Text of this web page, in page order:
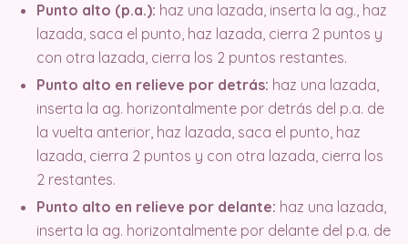
Punto alto (p.a.): haz una lazada, inserta la ag., haz
lazada, saca el punto, haz lazada, cierra 2 puntos y
con otra lazada, cierra los 2 puntos restantes.
Punto alto en relieve por detrás: haz una lazada,
inserta la ag. horizontalmente por detrás del p.a. de
la vuelta anterior, haz lazada, saca el punto, haz
lazada, cierra 2 puntos y con otra lazada, cierra los
2 restantes.
Punto alto en relieve por delante: haz una lazada,
inserta la ag. horizontalmente por delante del p.a. de